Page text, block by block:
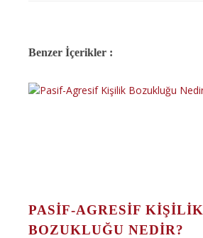
Benzer İçerikler :
PASIF-AGRESIF KIŞILIK
BOZUKLUĞU NEDIR?